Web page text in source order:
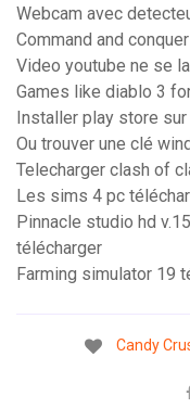
Webcam avec
Command and
Video youtube ne se
Games like diablo 3
Installer play store
Ou trouver une clé
Telecharger clash of
Les sims 4 pc
Pinnacle studio hd
télécharger
Farming simulator 19
Candy